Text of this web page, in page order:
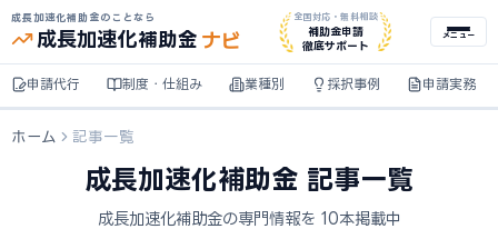
成長加速化補助金のことなら
成長加速化補助金 ナビ
全国対応・無料相談
補助金申請
徹底サポート
メニュー
申請代行 制度・仕組み 業種別 採択事例 申請実務
ホーム 記事一覧
成長加速化補助金 記事一覧
成長加速化補助金の専門情報を 10本掲載中